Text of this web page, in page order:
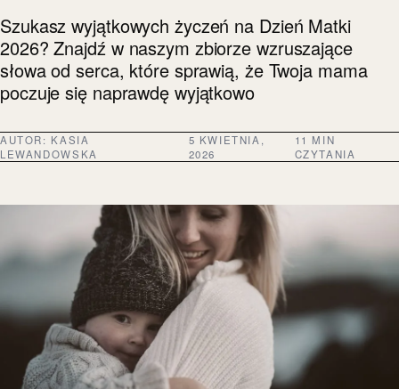
Szukasz wyjątkowych życzeń na Dzień Matki
2026? Znajdź w naszym zbiorze wzruszające
słowa od serca, które sprawią, że Twoja mama
poczuje się naprawdę wyjątkowo
AUTOR: KASIA
LEWANDOWSKA
5 KWIETNIA,
2026
11 MIN
CZYTANIA